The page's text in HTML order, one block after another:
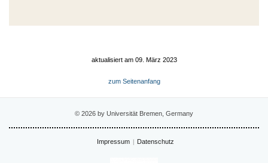
aktualisiert am 09. März 2023
zum Seitenanfang
© 2026 by Universität Bremen, Germany
Impressum Datenschutz